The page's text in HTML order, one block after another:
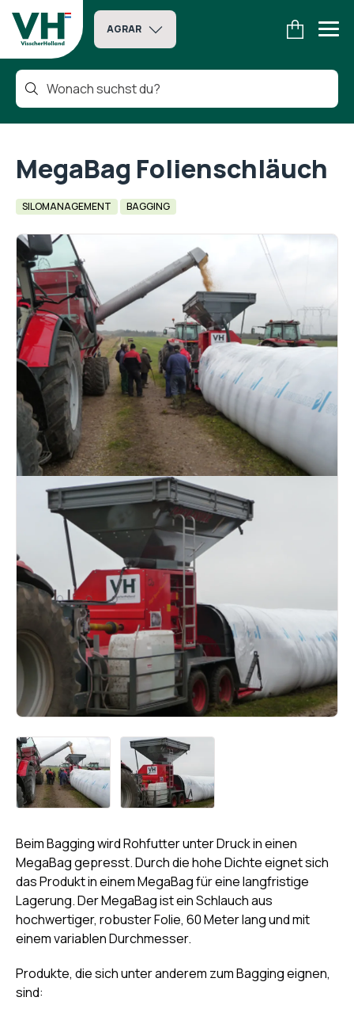
AGRAR
MegaBag Folienschläuch
SILOMANAGEMENT BAGGING
Beim Bagging wird Rohfutter unter Druck in einen
MegaBag gepresst. Durch die hohe Dichte eignet sich
das Produkt in einem MegaBag für eine langfristige
Lagerung. Der MegaBag ist ein Schlauch aus
hochwertiger, robuster Folie, 60 Meter lang und mit
einem variablen Durchmesser.
Produkte, die sich unter anderem zum Bagging eignen,
sind: